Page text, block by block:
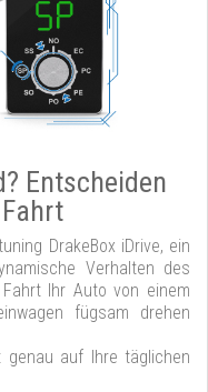
Entscheiden
DrakeBox iDrive, ein
Verhalten des
Ihr Auto von einem
fügsam drehen
genau auf Ihre täglichen